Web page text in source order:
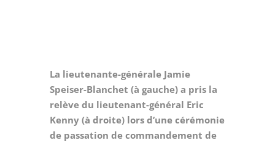
La lieutenante-générale Jamie
Speiser-Blanchet (à gauche) a pris la
relève du lieutenant-général Eric
Kenny (à droite) lors d’une cérémonie
de passation de commandement de